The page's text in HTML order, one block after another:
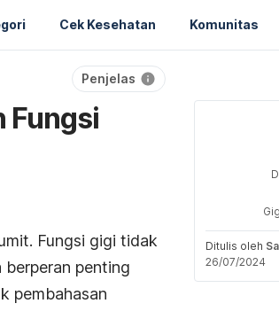
Cek Kesehatan Komunitas
Penjelas
Fungsi
Fungsi gigi tidak
penting
pembahasan
Ditulis oleh
26/07/2024